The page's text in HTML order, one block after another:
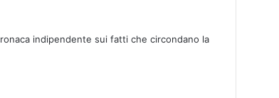
indipendente sui fatti che circondano la